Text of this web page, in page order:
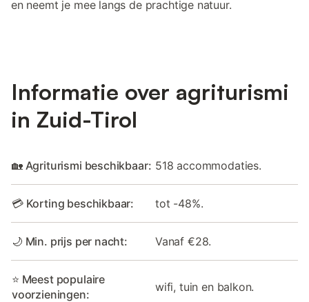
en neemt je mee langs de prachtige natuur.
Informatie over agriturismi
in Zuid-Tirol
🏡 Agriturismi beschikbaar: 518 accommodaties.
💳 Korting beschikbaar: tot -48%.
🌙 Min. prijs per nacht: Vanaf €28.
⭐ Meest populaire
voorzieningen:
wifi, tuin en balkon.